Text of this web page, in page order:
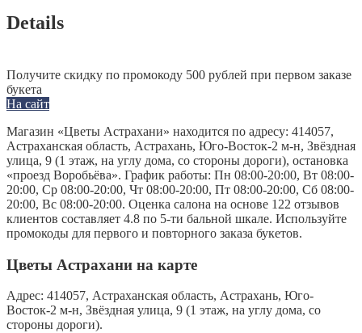
Details
Получите скидку по промокоду 500 рублей при первом заказе
букета
На сайт
Магазин «Цветы Астрахани» находится по адресу: 414057,
Астраханская область, Астрахань, Юго-Восток-2 м-н, Звёздная
улица, 9 (1 этаж, на углу дома, со стороны дороги), остановка
«проезд Воробьёва». График работы: Пн 08:00-20:00, Вт 08:00-
20:00, Ср 08:00-20:00, Чт 08:00-20:00, Пт 08:00-20:00, Сб 08:00-
20:00, Вс 08:00-20:00. Оценка салона на основе 122 отзывов
клиентов составляет 4.8 по 5-ти бальной шкале. Используйте
промокоды для первого и повторного заказа букетов.
Цветы Астрахани на карте
Адрес: 414057, Астраханская область, Астрахань, Юго-
Восток-2 м-н, Звёздная улица, 9 (1 этаж, на углу дома, со
стороны дороги).